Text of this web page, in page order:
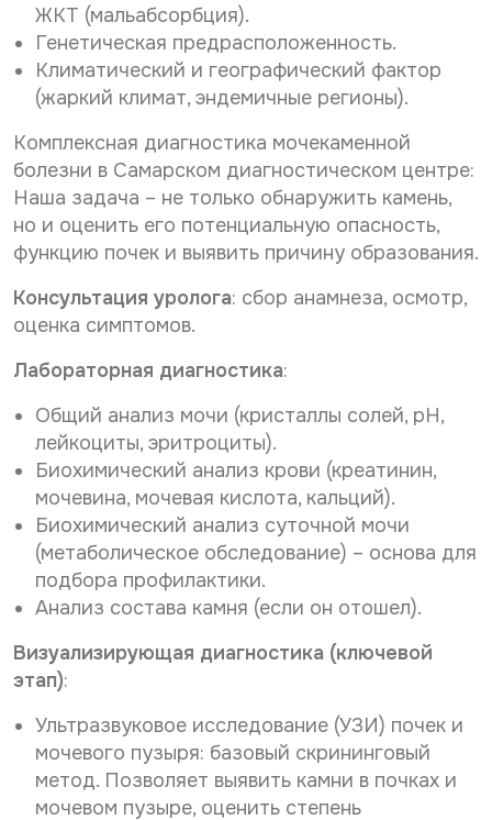
ЖКТ (мальабсорбция).
Генетическая предрасположенность.
Климатический и географический фактор
(жаркий климат, эндемичные регионы).
Комплексная диагностика мочекаменной
болезни в Самарском диагностическом центре:
Наша задача – не только обнаружить камень,
но и оценить его потенциальную опасность,
функцию почек и выявить причину образования.
Консультация уролога: сбор анамнеза, осмотр,
оценка симптомов.
Лабораторная диагностика:
Общий анализ мочи (кристаллы солей, pH,
лейкоциты, эритроциты).
Биохимический анализ крови (креатинин,
мочевина, мочевая кислота, кальций).
Биохимический анализ суточной мочи
(метаболическое обследование) – основа для
подбора профилактики.
Анализ состава камня (если он отошел).
Визуализирующая диагностика (ключевой
этап):
Ультразвуковое исследование (УЗИ) почек и
мочевого пузыря: базовый скрининговый
метод. Позволяет выявить камни в почках и
мочевом пузыре, оценить степень